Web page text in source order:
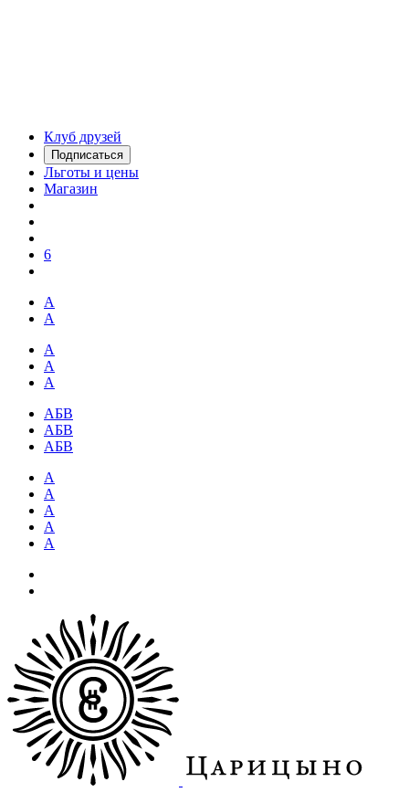
Клуб друзей
Подписаться
Льготы и цены
Магазин
6
А
А
А
А
А
АБВ
АБВ
АБВ
А
А
А
А
А